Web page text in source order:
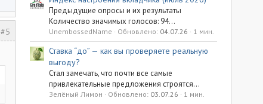
#5
Предыдущие опросы и их результаты
Количество значимых голосов: 94...
UnembossedName Обновлено: 04.07.26 1 мин.
Ставка “до” — как вы проверяете реальную
выгоду?
Стал замечать, что почти все самые
привлекательные предложения строятся...
Зелёный Лимон Обновлено: 03.07.26 1 мин.